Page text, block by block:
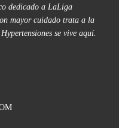
dedicado a LaLiga
mayor cuidado trata a la
se vive aquí.